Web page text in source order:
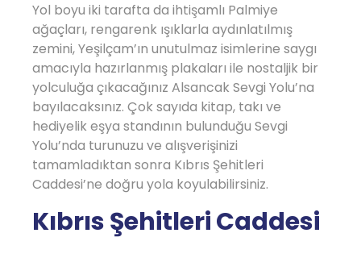
Yol boyu iki tarafta da ihtişamlı Palmiye
ağaçları, rengarenk ışıklarla aydınlatılmış
zemini, Yeşilçam’ın unutulmaz isimlerine saygı
amacıyla hazırlanmış plakaları ile nostaljik bir
yolculuğa çıkacağınız Alsancak Sevgi Yolu’na
bayılacaksınız. Çok sayıda kitap, takı ve
hediyelik eşya standının bulunduğu Sevgi
Yolu’nda turunuzu ve alışverişinizi
tamamladıktan sonra Kıbrıs Şehitleri
Caddesi’ne doğru yola koyulabilirsiniz.
Kıbrıs Şehitleri Caddesi